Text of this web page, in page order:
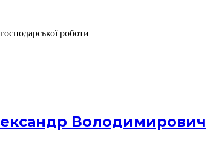
роботи
Володимирович